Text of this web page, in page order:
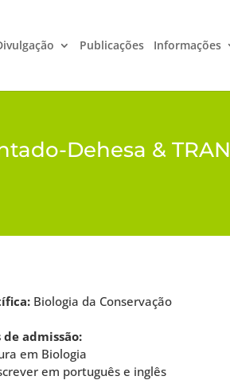
Publicações Informações
Dehesa &
Biologia da Conservação
admissão:
em Biologia
em português e inglês